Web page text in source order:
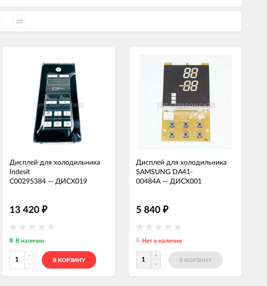
Дисплей для холодильника
Indesit
C00295384 — ДИСХ019
13 420 ₽
В наличии
В КОРЗИНУ
Дисплей для холодильника
SAMSUNG DA41-
00484A — ДИСХ001
5 840 ₽
Нет в наличии
В КОРЗИНУ